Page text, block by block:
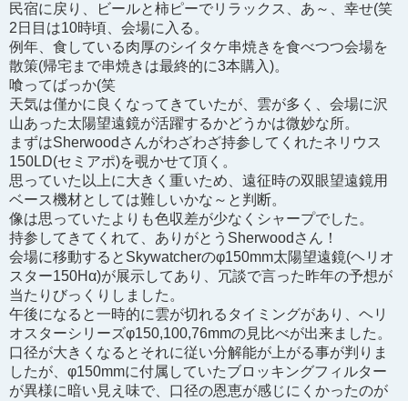
民宿に戻り、ビールと柿ピーでリラックス、あ～、幸せ(笑
2日目は10時頃、会場に入る。
例年、食している肉厚のシイタケ串焼きを食べつつ会場を
散策(帰宅まで串焼きは最終的に3本購入)。
喰ってばっか(笑
天気は僅かに良くなってきていたが、雲が多く、会場に沢
山あった太陽望遠鏡が活躍するかどうかは微妙な所。
まずはSherwoodさんがわざわざ持参してくれたネリウス
150LD(セミアポ)を覗かせて頂く。
思っていた以上に大きく重いため、遠征時の双眼望遠鏡用
ベース機材としては難しいかな～と判断。
像は思っていたよりも色収差が少なくシャープでした。
持参してきてくれて、ありがとうSherwoodさん！
会場に移動するとSkywatcherのφ150mm太陽望遠鏡(ヘリオ
スター150Hα)が展示してあり、冗談で言った昨年の予想が
当たりびっくりしました。
午後になると一時的に雲が切れるタイミングがあり、ヘリ
オスターシリーズφ150,100,76mmの見比べが出来ました。
口径が大きくなるとそれに従い分解能が上がる事が判りま
したが、φ150mmに付属していたブロッキングフィルター
が異様に暗い見え味で、口径の恩恵が感じにくかったのが